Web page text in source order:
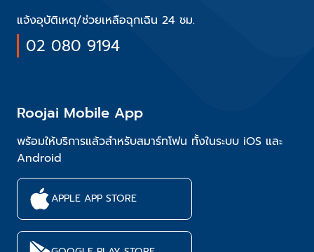
แจ้งอุบัติเหตุ/ช่วยเหลือฉุกเฉิน 24 ชม.
02 080 9194
Roojai Mobile App
พร้อมให้บริการแล้วสำหรับสมาร์ทโฟน ทั้งในระบบ iOS และ
Android
APPLE APP STORE